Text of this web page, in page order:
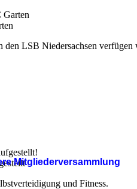
den LSB Niedersachsen
und Fitness.
Mitgliederversammlung